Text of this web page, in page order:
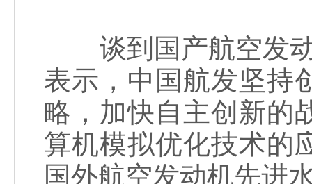
谈到国产航空发动
表示，中国航发坚持
略，加快自主创新的
算机模拟优化技术的
国外航空发动机先进